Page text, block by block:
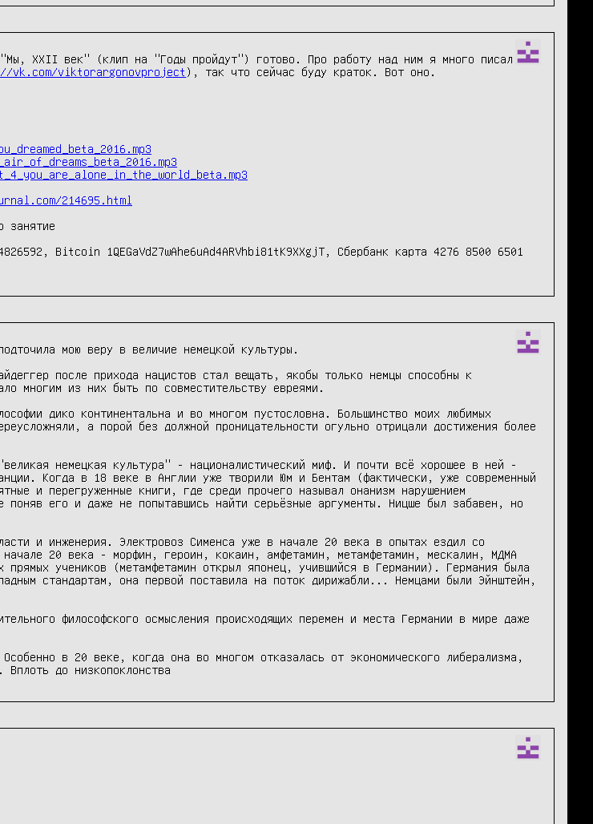
XXII век" (клип на "Годы пройдут") готово. Про работу над ним я много писал
vk.com/viktorargonovproject ), так что сейчас буду краток. Вот оно.
214695.html
занятие
Bitcoin 1QEGaVdZ7wAhe6uAd4ARVhbi81tK9XXgjT, Сбербанк карта 4276 8500 6501
мою веру в величие немецкой культуры.
после прихода нацистов стал вещать, якобы только немцы способны к
многим из них быть по совместительству евреями.
дико континентальна и во многом пустословна. Большинство моих любимых
а порой без должной проницательности огульно отрицали достижения более
немецкая культура" - националистический миф. И почти всё хорошее в ней -
Когда в 18 веке в Англии уже творили Юм и Бентам (фактически, уже современный
и перегруженные книги, где среди прочего называл онанизм нарушением
его и даже не попытавшись найти серьёзные аргументы. Ницше был забавен, но
и инженерия. Электровоз Сименса уже в начале 20 века в опытах ездил со
20 века - морфин, героин, кокаин, амфетамин, метамфетамин, мескалин, МДМА
учеников (метамфетамин открыл японец, учившийся в Германии). Германия была
стандартам, она первой поставила на поток дирижабли... Немцами были Эйнштейн,
философского осмысления происходящих перемен и места Германии в мире даже
в 20 веке, когда она во многом отказалась от экономического либерализма,